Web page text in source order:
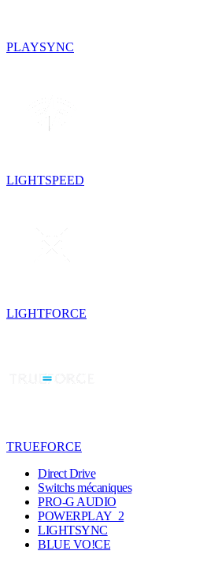
PLAYSYNC
LIGHTSPEED
LIGHTFORCE
TRUEFORCE
Direct Drive
Switchs mécaniques
PRO-G AUDIO
POWERPLAY 2
LIGHTSYNC
BLUE VO!CE